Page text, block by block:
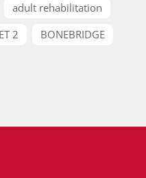
adult rehabilitation
2
BONEBRIDGE